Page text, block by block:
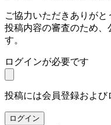
ご協力いただきありがと
投稿内容の審査のため、
す。
ログインが必要です
投稿には会員登録および
ログイン